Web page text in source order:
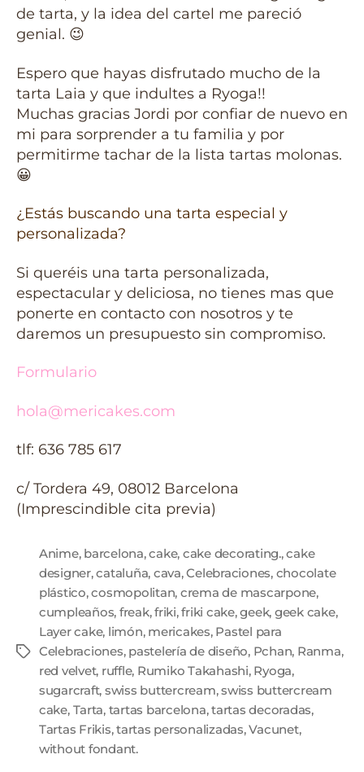
de tarta, y la idea del cartel me pareció
genial. 😉
Espero que hayas disfrutado mucho de la
tarta Laia y que indultes a Ryoga!!
Muchas gracias Jordi por confiar de nuevo en
mi para sorprender a tu familia y por
permitirme tachar de la lista tartas molonas.
😀
¿Estás buscando una tarta especial y
personalizada?
Si queréis una tarta personalizada,
espectacular y deliciosa, no tienes mas que
ponerte en contacto con nosotros y te
daremos un presupuesto sin compromiso.
Formulario
hola@mericakes.com
tlf: 636 785 617
c/ Tordera 49, 08012 Barcelona
(Imprescindible cita previa)
Anime, barcelona,cake, cake decorating.,cake
designer,cataluña, cava,Celebraciones, chocolate
plástico,cosmopolitan, crema de mascarpone,
cumpleaños, freak,friki,friki cake,geek, geek cake,
Layer cake, limón, mericakes, Pastel para
Celebraciones, pastelería de diseño, Pchan, Ranma,
red velvet, ruffle, Rumiko Takahashi, Ryoga,
sugarcraft, swiss buttercream,swiss buttercream
cake, Tarta, tartas barcelona,tartas decoradas,
Tartas Frikis,tartas personalizadas,Vacunet,
without fondant.